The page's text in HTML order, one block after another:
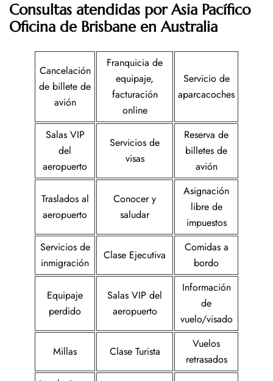
Consultas atendidas por Asia Pacífico
Oficina de Brisbane en Australia
Cancelación
de billete de
avión
Franquicia de
equipaje,
facturación
online
Servicio de
aparcacoches
Salas VIP
del
aeropuerto
Servicios de
visas
Reserva de
billetes de
avión
Traslados al
aeropuerto
Conocer y
saludar
Asignación
libre de
impuestos
Servicios de
inmigración
Clase Ejecutiva
Comidas a
bordo
Equipaje
perdido
Salas VIP del
aeropuerto
Información
de
vuelo/visado
Millas Clase Turista
Vuelos
retrasados